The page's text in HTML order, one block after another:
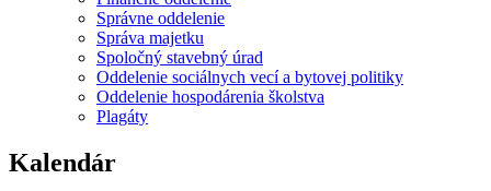
Správne oddelenie
Správa majetku
Spoločný stavebný úrad
Oddelenie sociálnych vecí a bytovej politiky
Oddelenie hospodárenia školstva
Plagáty
Kalendár